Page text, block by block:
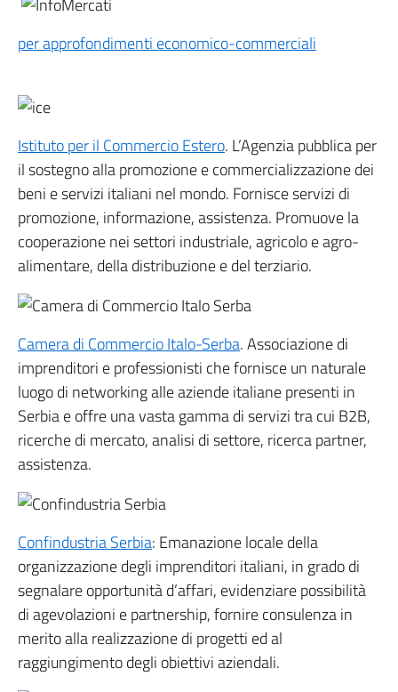
per approfondimenti economico-commerciali
Istituto per il Commercio Estero. L’Agenzia pubblica per
il sostegno alla promozione e commercializzazione dei
beni e servizi italiani nel mondo. Fornisce servizi di
promozione, informazione, assistenza. Promuove la
cooperazione nei settori industriale, agricolo e agro-
alimentare, della distribuzione e del terziario.
Camera di Commercio Italo-Serba. Associazione di
imprenditori e professionisti che fornisce un naturale
luogo di networking alle aziende italiane presenti in
Serbia e offre una vasta gamma di servizi tra cui B2B,
ricerche di mercato, analisi di settore, ricerca partner,
assistenza.
Confindustria Serbia: Emanazione locale della
organizzazione degli imprenditori italiani, in grado di
segnalare opportunità d’affari, evidenziare possibilità
di agevolazioni e partnership, fornire consulenza in
merito alla realizzazione di progetti ed al
raggiungimento degli obiettivi aziendali.